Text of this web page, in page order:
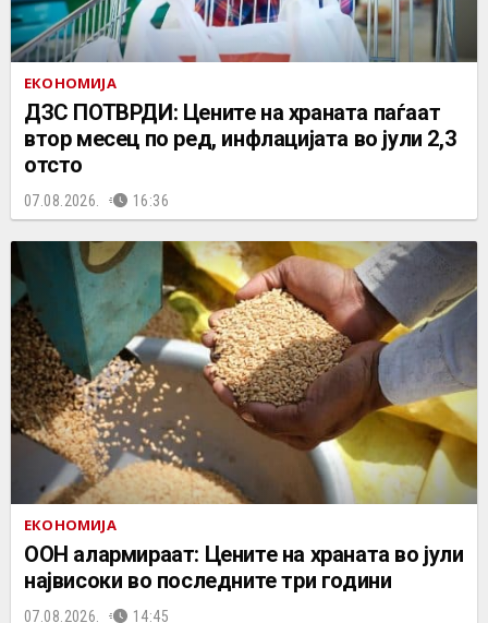
ЕКОНОМИЈА
ДЗС ПОТВРДИ: Цените на храната паѓаат
втор месец по ред, инфлацијата во јули 2,3
отсто
07.08.2026. 16:36
ЕКОНОМИЈА
ООН алармираат: Цените на храната во јули
највисоки во последните три години
07.08.2026. 14:45